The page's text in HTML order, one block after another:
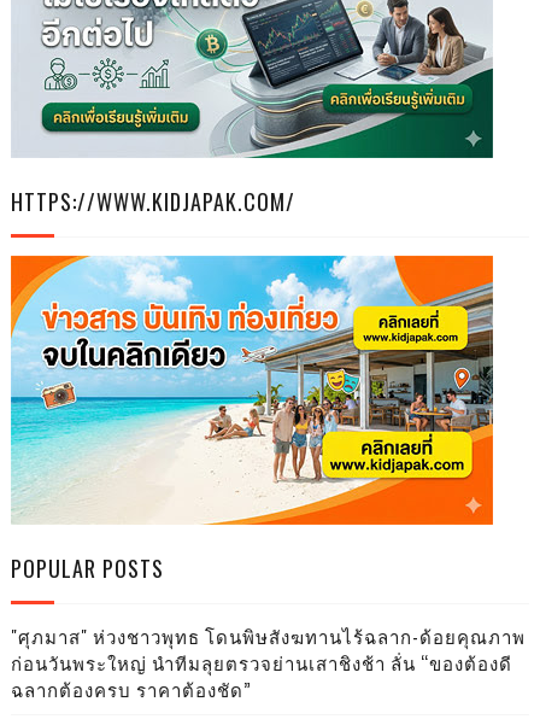
HTTPS://WWW.KIDJAPAK.COM/
POPULAR POSTS
"ศุภมาส" ห่วงชาวพุทธ โดนพิษสังฆทานไร้ฉลาก-ด้อยคุณภาพ
ก่อนวันพระใหญ่ นำทีมลุยตรวจย่านเสาชิงช้า ลั่น “ของต้องดี
ฉลากต้องครบ ราคาต้องชัด”